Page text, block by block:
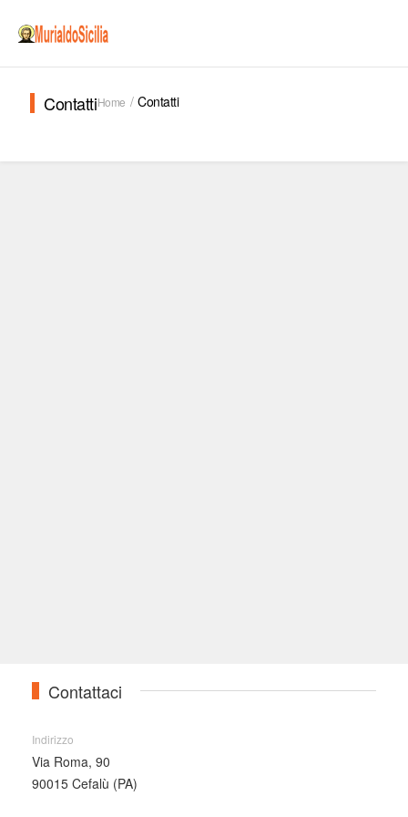
ContattiHome Contatti
Contattaci
Indirizzo
Via Roma, 90
90015 Cefalù (PA)